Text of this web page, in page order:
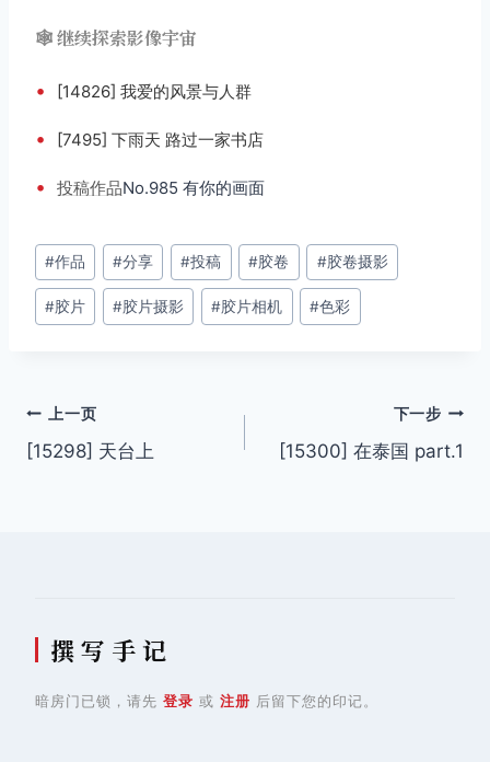
🕸️ 继续探索影像宇宙
• [14826] 我爱的风景与人群
• [7495] 下雨天 路过一家书店
• 投稿作品No.985 有你的画面
文
章
标
#作品 #分享 #投稿 #胶卷 #胶卷摄影
#胶片 #胶片摄影 #胶片相机 #色彩
文
章
上一页
[15298] 天台上
下一步
[15300] 在泰国 part.1
撰 写 手 记
暗房门已锁，请先 登录 或 注册 后留下您的印记。